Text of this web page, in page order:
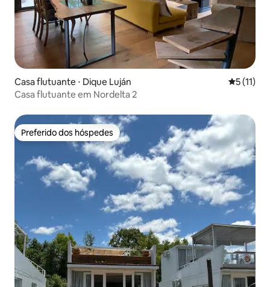
Casa flutuante ⋅ Dique Luján 5 de uma
5 (11)
Casa flutuante em Nordelta 2
Preferido dos hóspedes
Preferido dos hóspedes